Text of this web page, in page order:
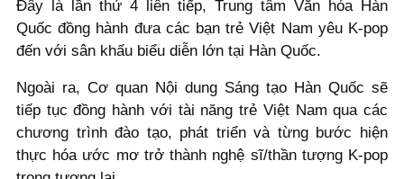
Đây là lần thứ 4 liên tiếp, Trung tâm Văn hóa Hàn
Quốc đồng hành đưa các bạn trẻ Việt Nam yêu K-pop
đến với sân khấu biểu diễn lớn tại Hàn Quốc.
Ngoài ra, Cơ quan Nội dung Sáng tạo Hàn Quốc sẽ
tiếp tục đồng hành với tài năng trẻ Việt Nam qua các
chương trình đào tạo, phát triển và từng bước hiện
thực hóa ước mơ trở thành nghệ sĩ/thần tượng K-pop